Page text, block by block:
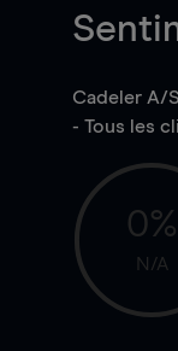
Cadeler A/S
- Tous les
0%
N/A